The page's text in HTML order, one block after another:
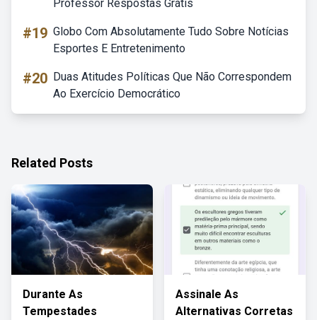
Professor Respostas Grátis
#19 Globo Com Absolutamente Tudo Sobre Notícias
Esportes E Entretenimento
#20 Duas Atitudes Políticas Que Não Correspondem
Ao Exercício Democrático
Related Posts
Durante As
Tempestades
Assinale As
Alternativas Corretas